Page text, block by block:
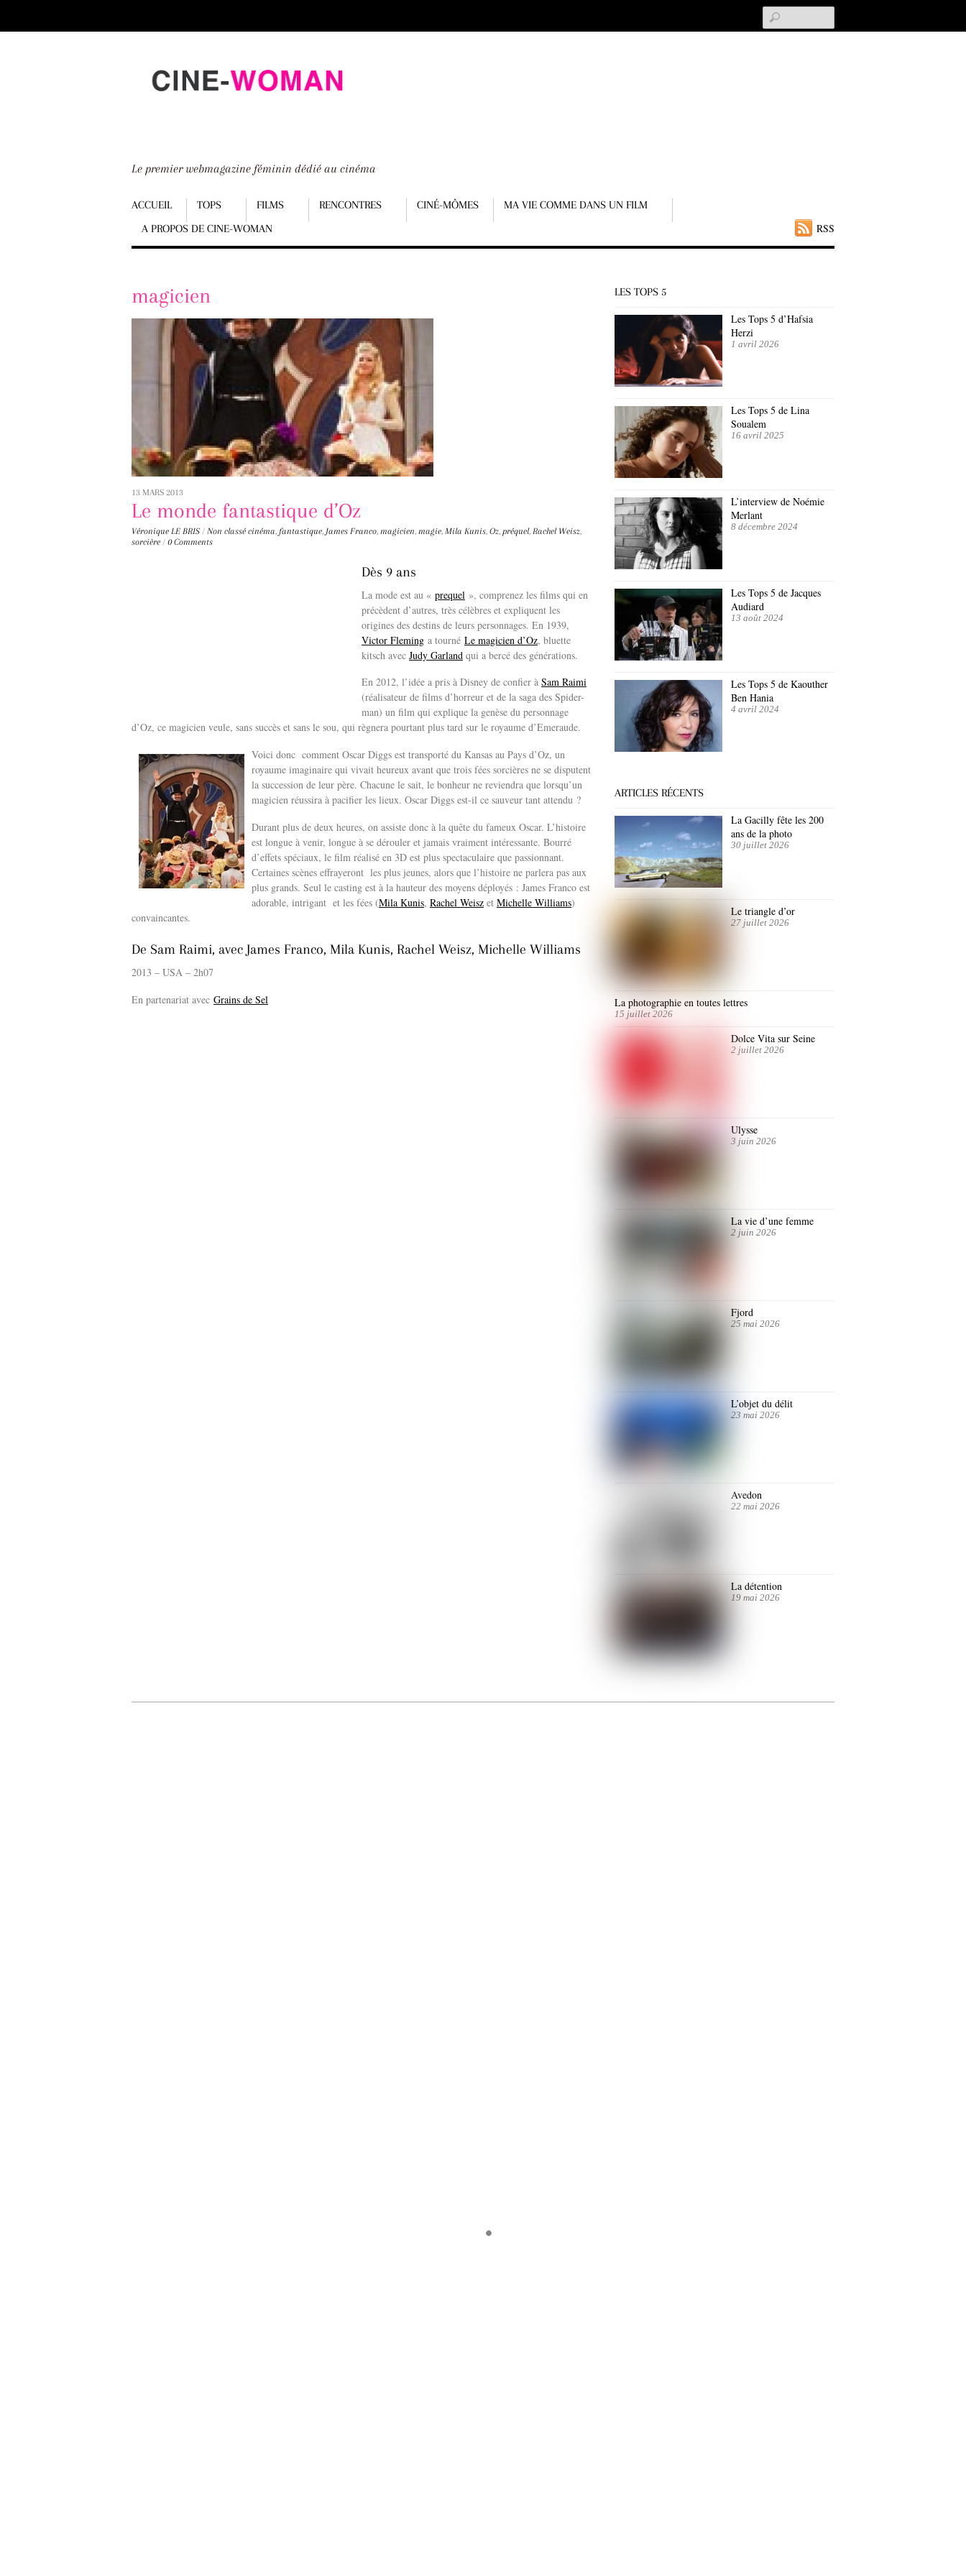
down
Le premier webmagazine féminin dédié au cinéma
RSS
Menu
ACCUEIL TOPS FILMS RENCONTRES CINÉ-MÔMES
MA VIE COMME DANS UN FILM
A PROPOS DE CINE-WOMAN
Scroll
content
magicien
13 MARS 2013
Le monde fantastique d’Oz
Véronique LE BRIS / Non classé cinéma, fantastique, James Franco, magicien, magie, Mila Kunis, Oz, préquel, Rachel Weisz,
sorcière / 0 Comments
Dès 9 ans
La mode est au « prequel », comprenez les films qui en
précèdent d’autres, très célèbres et expliquent les
origines des destins de leurs personnages. En 1939,
Victor Fleming a tourné Le magicien d’Oz, bluette
kitsch avec Judy Garland qui a bercé des générations.
En 2012, l’idée a pris à Disney de confier à Sam Raimi
(réalisateur de films d’horreur et de la saga des Spider-
man) un film qui explique la genèse du personnage
d’Oz, ce magicien veule, sans succès et sans le sou, qui règnera pourtant plus tard sur le royaume d’Emeraude.
Voici donc comment Oscar Diggs est transporté du Kansas au Pays d’Oz, un
royaume imaginaire qui vivait heureux avant que trois fées sorcières ne se disputent
la succession de leur père. Chacune le sait, le bonheur ne reviendra que lorsqu’un
magicien réussira à pacifier les lieux. Oscar Diggs est-il ce sauveur tant attendu ?
Durant plus de deux heures, on assiste donc à la quête du fameux Oscar. L’histoire
est longue à venir, longue à se dérouler et jamais vraiment intéressante. Bourré
d’effets spéciaux, le film réalisé en 3D est plus spectaculaire que passionnant.
Certaines scènes effrayeront les plus jeunes, alors que l’histoire ne parlera pas aux
plus grands. Seul le casting est à la hauteur des moyens déployés : James Franco est
adorable, intrigant et les fées (Mila Kunis, Rachel Weisz et Michelle Williams)
convaincantes.
De Sam Raimi, avec James Franco, Mila Kunis, Rachel Weisz, Michelle Williams
2013 – USA – 2h07
En partenariat avec Grains de Sel
LES TOPS 5
Les Tops 5 d’Hafsia
Herzi
1 avril 2026
Les Tops 5 de Lina
Soualem
16 avril 2025
L’interview de Noémie
Merlant
8 décembre 2024
Les Tops 5 de Jacques
Audiard
13 août 2024
Les Tops 5 de Kaouther
Ben Hania
4 avril 2024
ARTICLES RÉCENTS
La Gacilly fête les 200
ans de la photo
30 juillet 2026
Le triangle d’or
27 juillet 2026
La photographie en toutes lettres
15 juillet 2026
Dolce Vita sur Seine
2 juillet 2026
Ulysse
3 juin 2026
La vie d’une femme
2 juin 2026
Fjord
25 mai 2026
L’objet du délit
23 mai 2026
Avedon
22 mai 2026
La détention
19 mai 2026